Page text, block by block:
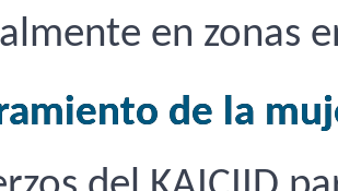
en zonas
de la